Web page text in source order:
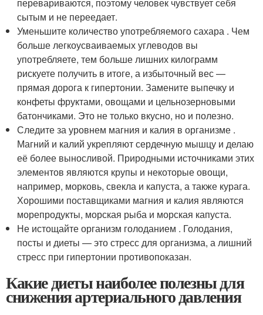
сытым и не переедает.
Уменьшите количество употребляемого сахара . Чем
больше легкоусваиваемых углеводов вы
употребляете, тем больше лишних килограмм
рискуете получить в итоге, а избыточный вес —
прямая дорога к гипертонии. Замените выпечку и
конфеты фруктами, овощами и цельнозерновыми
батончиками. Это не только вкусно, но и полезно.
Следите за уровнем магния и калия в организме .
Магний и калий укрепляют сердечную мышцу и делаю
её более выносливой. Природными источниками этих
элементов являются крупы и некоторые овощи,
например, морковь, свекла и капуста, а также курага.
Хорошими поставщиками магния и калия являются
морепродукты, морская рыба и морская капуста.
Не истощайте организм голоданием . Голодания,
посты и диеты — это стресс для организма, а лишний
стресс при гипертонии противопоказан.
Какие диеты наиболее полезны для
снижения артериального давления